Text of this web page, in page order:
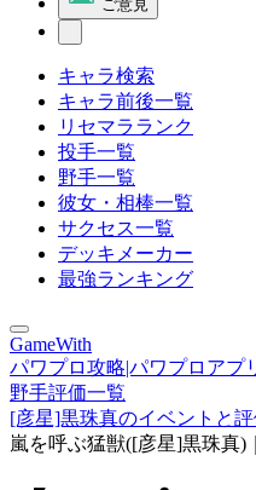
ご意見
キャラ検索
キャラ前後一覧
リセマラランク
投手一覧
野手一覧
彼女・相棒一覧
サクセス一覧
デッキメーカー
最強ランキング
GameWith
パワプロ攻略|パワプロアプ
野手評価一覧
[彦星]黒珠真のイベントと評
嵐を呼ぶ猛獣([彦星]黒珠真)